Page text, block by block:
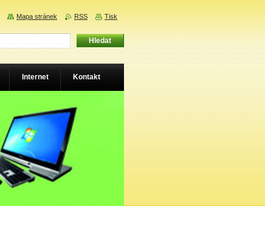
Internet Kontakt
Mapa stránek RSS Tisk